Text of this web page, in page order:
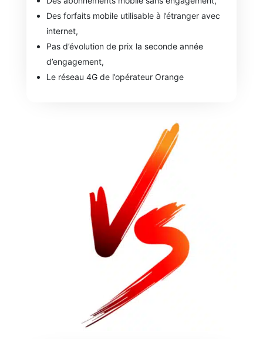
Des forfaits mobile utilisable à l’étranger avec
internet,
Pas d’évolution de prix la seconde année
d’engagement,
Le réseau 4G de l’opérateur Orange